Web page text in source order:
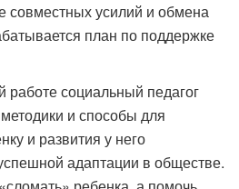
совместных усилий и обмена
план по поддержке
работе социальный педагог
и способы для
и развития у него
адаптации в обществе.